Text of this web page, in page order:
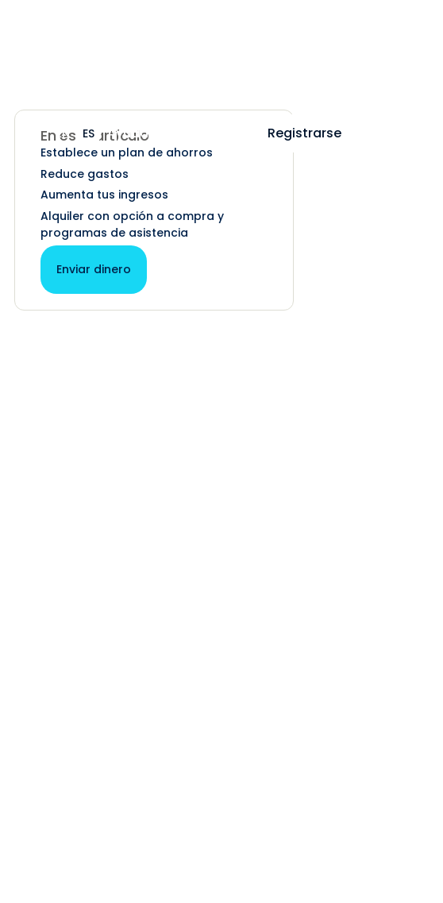
EN ES Ayuda Registrarse
En este artículo
Establece un plan de ahorros
Reduce gastos
Aumenta tus ingresos
Alquiler con opción a compra y
programas de asistencia
Enviar dinero